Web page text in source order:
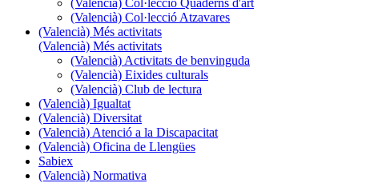
(Valencià) Col·lecció Quaderns d'art
(Valencià) Col·lecció Atzavares
(Valencià) Més activitats
(Valencià) Més activitats
(Valencià) Activitats de benvinguda
(Valencià) Eixides culturals
(Valencià) Club de lectura
(Valencià) Igualtat
(Valencià) Diversitat
(Valencià) Atenció a la Discapacitat
(Valencià) Oficina de Llengües
Sabiex
(Valencià) Normativa